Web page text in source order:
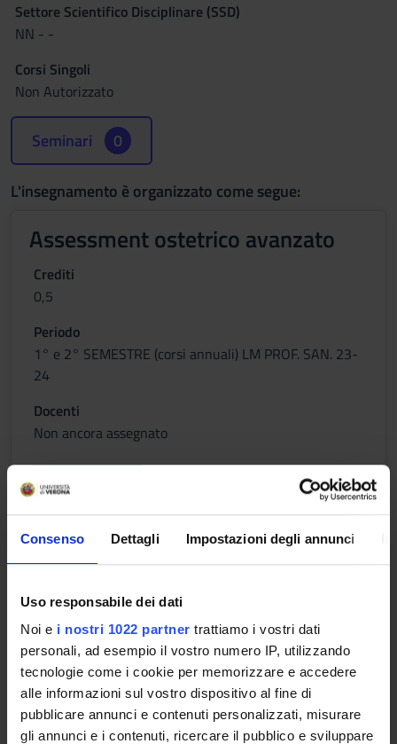
Consenso Dettagli Impostazioni degli annunci
Uso responsabile dei dati
Noi e i nostri 1022 partner trattiamo i vostri dati
personali, ad esempio il vostro numero IP, utilizzando
tecnologie come i cookie per memorizzare e accedere
alle informazioni sul vostro dispositivo al fine di
pubblicare annunci e contenuti personalizzati, misurare
gli annunci e i contenuti, ricercare il pubblico e sviluppare
Settore Scientifico Disciplinare (SSD)
NN - -
Corsi Singoli
Non Autorizzato
Seminari 0
L'insegnamento è organizzato come segue:
Assessment ostetrico avanzato
Crediti
0,5
Periodo
1° e 2° SEMESTRE (corsi annuali) LM PROF. SAN. 23-
24
Docenti
Non ancora assegnato
Orario Lezioni
Evidence based midwifery
Crediti
0,5
Periodo
1° e 2° SEMESTRE (corsi annuali) LM PROF. SAN. 23-
24
Docenti